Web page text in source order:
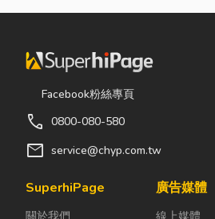
線。日前日本
城在地震後引
發嚴重氣爆，
正是因為震波
管線受損、氣
體微量外洩所
默充斥在空間
料行採購。除
照施工需求，
馬達、衛浴設
關產品。 無論
Facebook粉絲專頁
call 0800-080-580
mail service@chyp.com.tw
SuperhiPage
關於我們
廣告媒體
線上媒體